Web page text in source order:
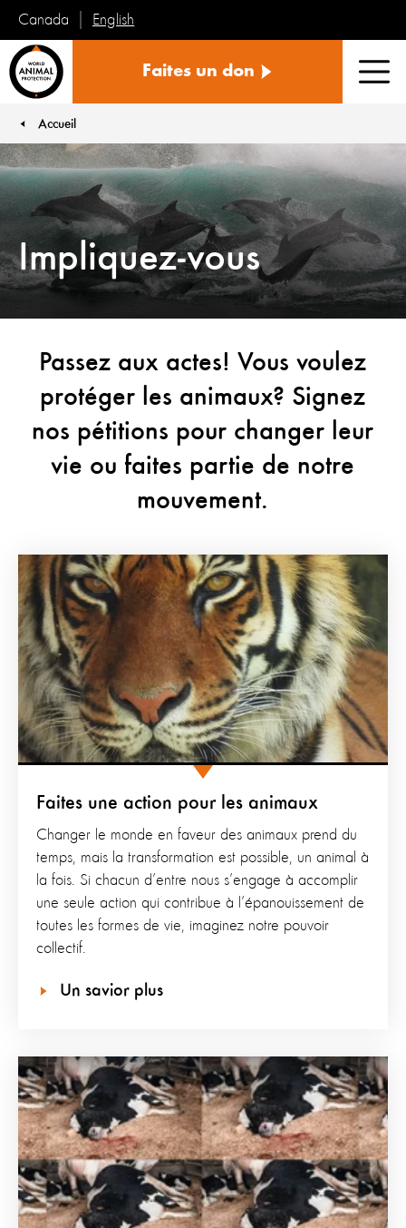
Canada English
mondiale
animaux
Faites un don
Accueil
Impliquez-vous
Passez aux actes! Vous voulez
protéger les animaux? Signez
nos pétitions pour changer leur
vie ou faites partie de notre
mouvement.
Faites une action pour les animaux
Changer le monde en faveur des animaux prend du
temps, mais la transformation est possible, un animal à
la fois. Si chacun d’entre nous s’engage à accomplir
une seule action qui contribue à l’épanouissement de
toutes les formes de vie, imaginez notre pouvoir
collectif.
Un savior plus